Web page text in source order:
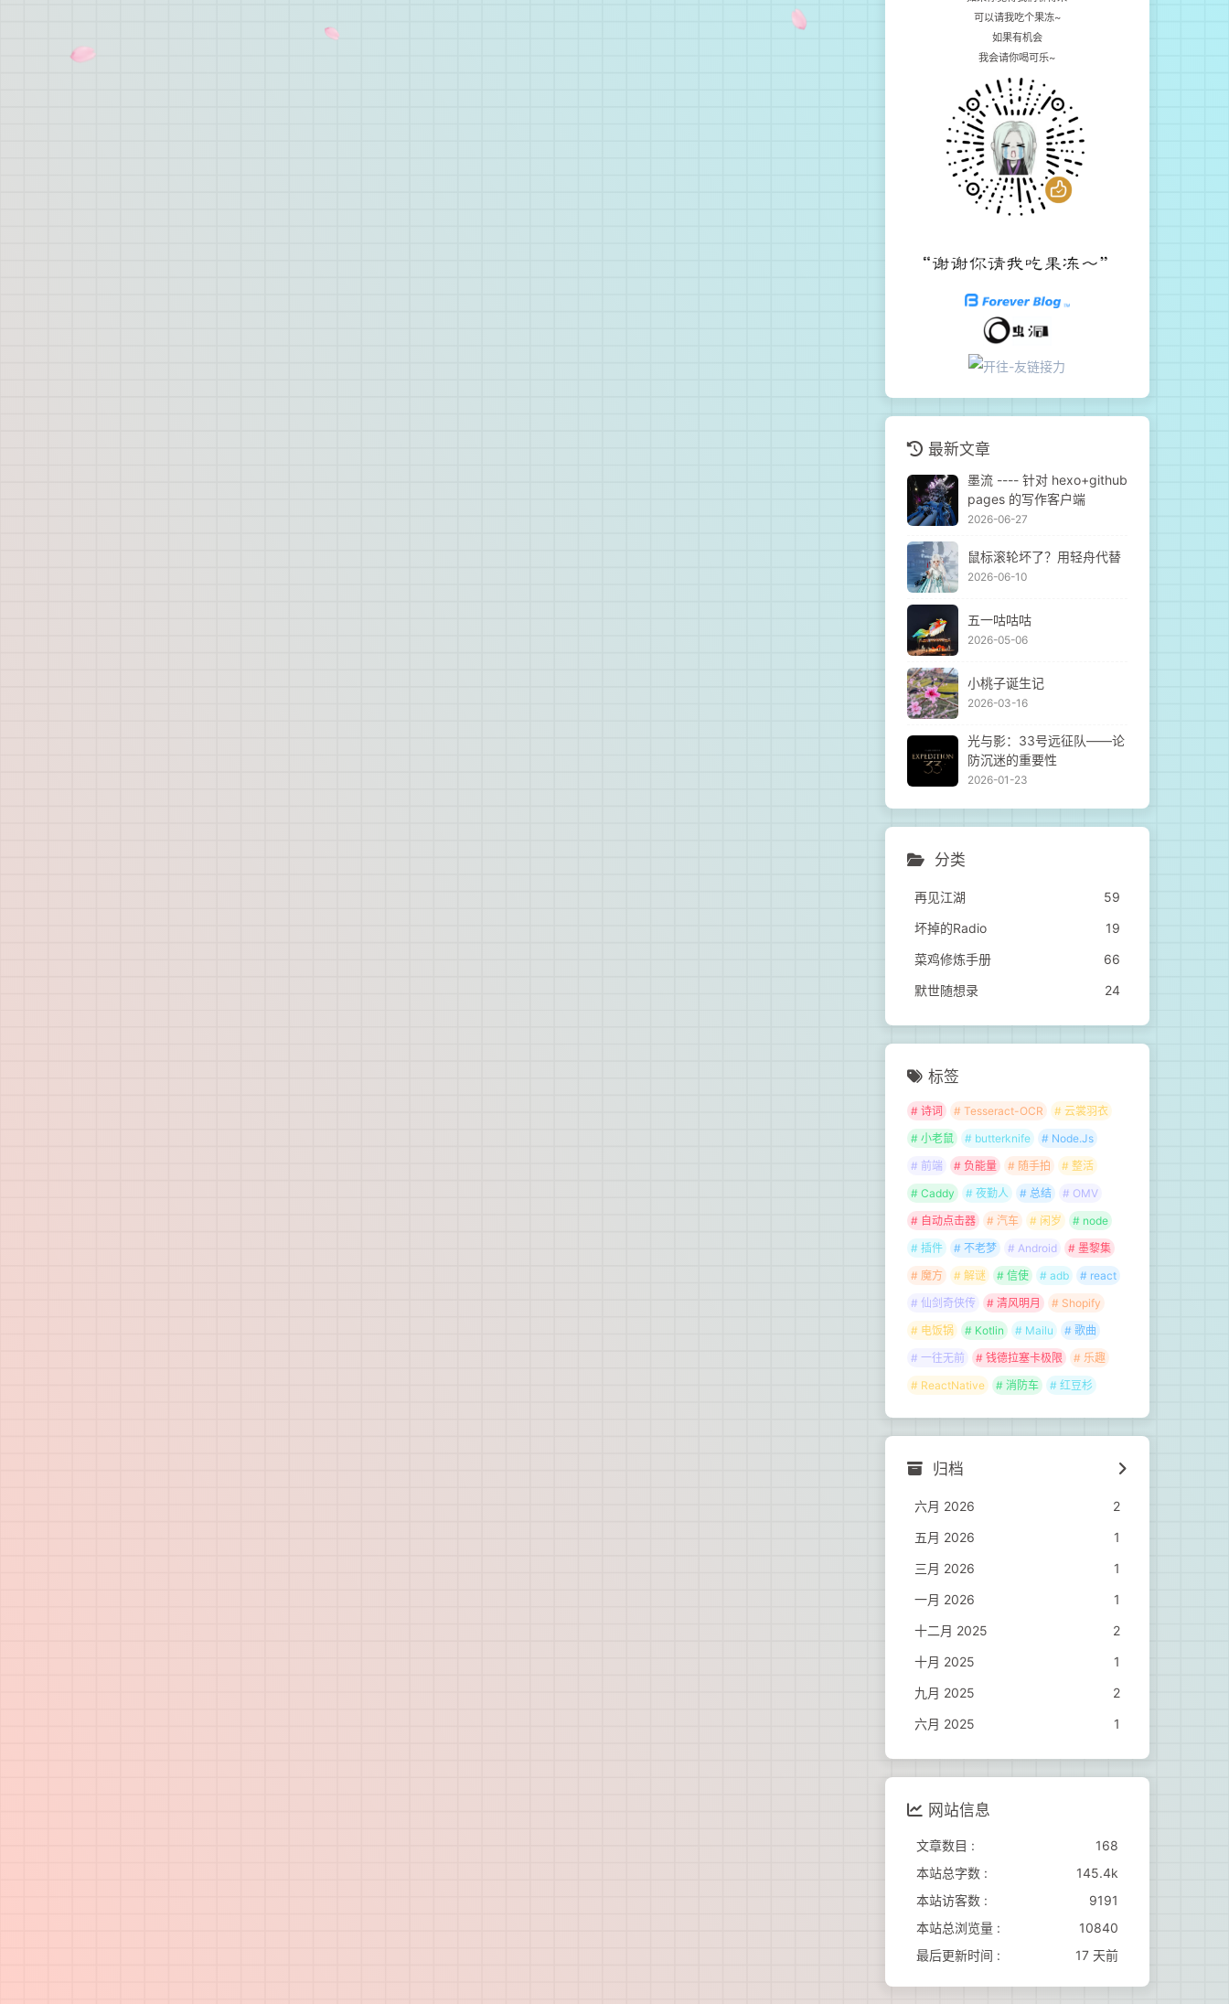
可以请我吃个果冻~
如果有机会
我会请你喝可乐~
最新文章
墨流 ---- 针对 hexo+github
pages 的写作客户端
2026-06-27
鼠标滚轮坏了？用轻舟代替
2026-06-10
五一咕咕咕
2026-05-06
小桃子诞生记
2026-03-16
光与影：33号远征队——论
防沉迷的重要性
2026-01-23
分类
再见江湖
59
坏掉的Radio
19
菜鸡修炼手册
66
默世随想录
24
标签
# 诗词 # Tesseract-OCR
# 云裳羽衣
# 小老鼠
# butterknife
# Node.Js
# 前端
# 负能量 # 随手拍
# 整活
# Caddy
# 夜勤人 # 总结
# OMV
# 自动点击器
# 汽车 # 闲岁
# node
# 插件
# 不老梦 # Android
# 墨黎集
# 魔方
# 解谜 # 信使 # adb
# react
# 仙剑奇侠传
# 清风明月
# Shopify
# 电饭锅
# Kotlin # Mailu
# 歌曲
# 一往无前
# 钱德拉塞卡极限
# 乐趣
# ReactNative
# 消防车 # 红豆杉
归档
六月 2026
2
五月 2026
1
三月 2026
1
一月 2026
1
十二月 2025
2
十月 2025
1
九月 2025
2
六月 2025
1
网站信息
文章数目 :
168
本站总字数 :
145.4k
本站访客数 :
9191
本站总浏览量 :
10840
最后更新时间 :
17 天前